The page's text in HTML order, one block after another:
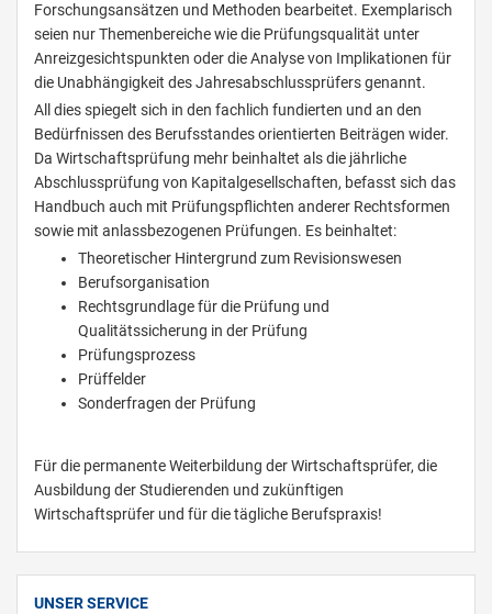
Forschungsansätzen und Methoden bearbeitet. Exemplarisch
seien nur Themenbereiche wie die Prüfungsqualität unter
Anreizgesichtspunkten oder die Analyse von Implikationen für
die Unabhängigkeit des Jahresabschlussprüfers genannt.
All dies spiegelt sich in den fachlich fundierten und an den
Bedürfnissen des Berufsstandes orientierten Beiträgen wider.
Da Wirtschaftsprüfung mehr beinhaltet als die jährliche
Abschlussprüfung von Kapitalgesellschaften, befasst sich das
Handbuch auch mit Prüfungspflichten anderer Rechtsformen
sowie mit anlassbezogenen Prüfungen. Es beinhaltet:
Theoretischer Hintergrund zum Revisionswesen
Berufsorganisation
Rechtsgrundlage für die Prüfung und
Qualitätssicherung in der Prüfung
Prüfungsprozess
Prüffelder
Sonderfragen der Prüfung
Für die permanente Weiterbildung der Wirtschaftsprüfer, die
Ausbildung der Studierenden und zukünftigen
Wirtschaftsprüfer und für die tägliche Berufspraxis!
UNSER SERVICE